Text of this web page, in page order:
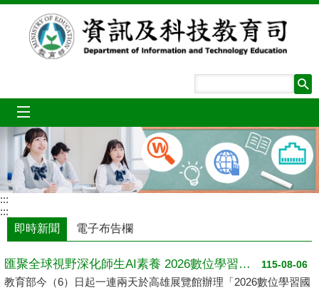
跳到主要內容區塊
:::
:::
即時新聞
電子布告欄
115-08-06
匯聚全球視野深化師生AI素養 2026數位學習國際論壇高雄登場
教育部今（6）日起一連兩天於高雄展覽館辦理「2026數位學習國